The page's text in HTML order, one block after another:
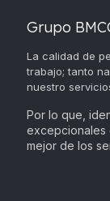
Grupo
La calidad de
trabajo; tanto
nuestro
Por lo que,
excepcionales
mejor de los